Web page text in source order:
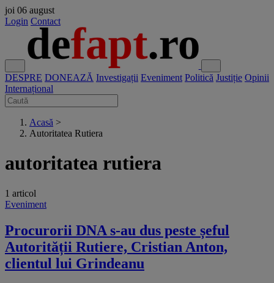
joi 06 august
Login Contact
DESPRE DONEAZĂ Investigații Eveniment Politică Justiție Opinii
Internațional
Acasă >
Autoritatea Rutiera
autoritatea rutiera
1 articol
Eveniment
Procurorii DNA s-au dus peste șeful
Autorității Rutiere, Cristian Anton,
clientul lui Grindeanu